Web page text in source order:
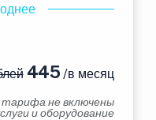
445 /в месяц
не включены
и оборудование